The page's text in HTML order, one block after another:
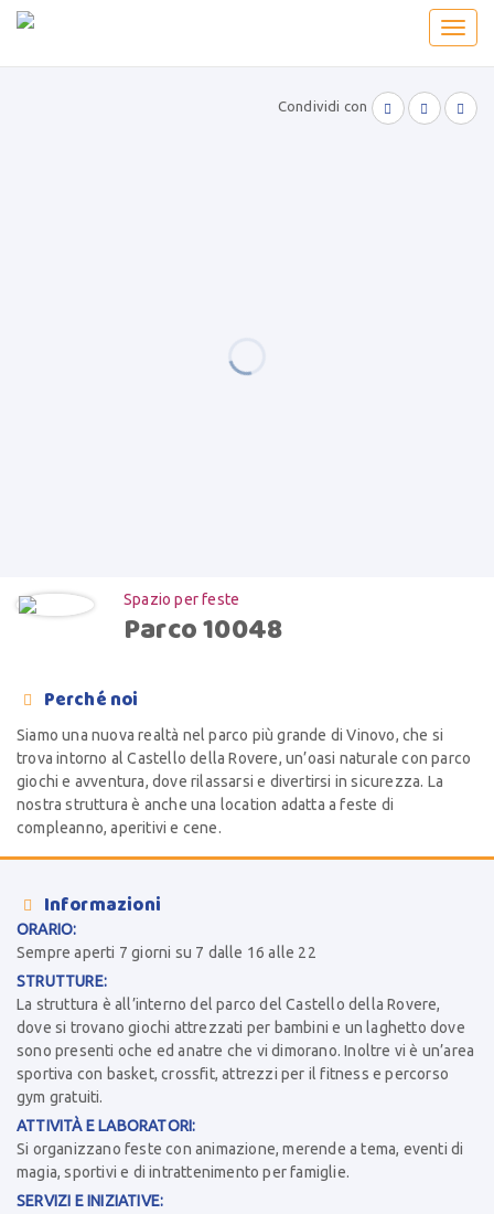
Condividi con   
Spazio per feste
Parco 10048
 Perché noi
Siamo una nuova realtà nel parco più grande di Vinovo, che si
trova intorno al Castello della Rovere, un’oasi naturale con parco
giochi e avventura, dove rilassarsi e divertirsi in sicurezza. La
nostra struttura è anche una location adatta a feste di
compleanno, aperitivi e cene.
 Informazioni
ORARIO:
Sempre aperti 7 giorni su 7 dalle 16 alle 22
STRUTTURE:
La struttura è all’interno del parco del Castello della Rovere,
dove si trovano giochi attrezzati per bambini e un laghetto dove
sono presenti oche ed anatre che vi dimorano. Inoltre vi è un’area
sportiva con basket, crossfit, attrezzi per il fitness e percorso
gym gratuiti.
ATTIVITÀ E LABORATORI:
Si organizzano feste con animazione, merende a tema, eventi di
magia, sportivi e di intrattenimento per famiglie.
SERVIZI E INIZIATIVE: